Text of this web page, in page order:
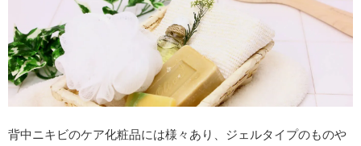
背中ニキビのケア化粧品には様々あり、ジェルタイプのものや